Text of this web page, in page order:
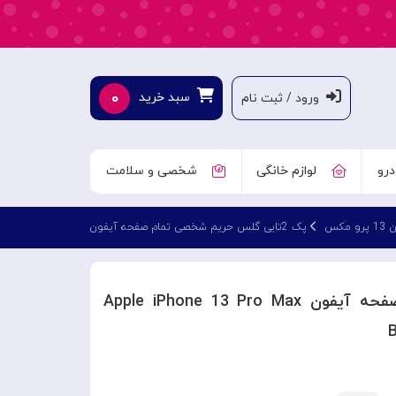
ورود / ثبت نام سبد خرید ۰
لوازم خانگی شخصی و سلامت
پک 2تایی گلس حریم شخصی تمام صفحه آیفون Apple iPhone 13 Pro Max Baseus Crack Resistant SGQP020501
پک 2تایی گلس حریم شخصی تمام صفحه آیفون Apple iPhone 13 Pro Max